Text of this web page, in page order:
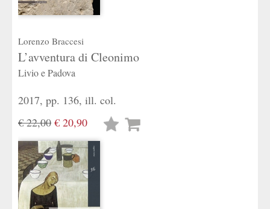
Lorenzo Braccesi
L’avventura di Cleonimo
Livio e Padova
2017, pp. 136, ill. col.
€ 22,00 € 20,90
Lista